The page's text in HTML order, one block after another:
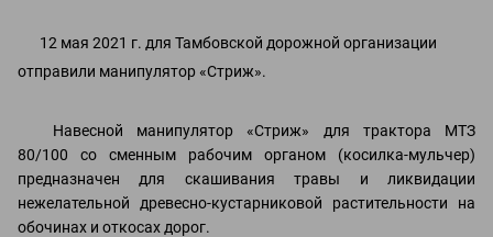
12 мая 2021 г. для Тамбовской дорожной организации
отправили манипулятор «Стриж».
Навесной манипулятор «Стриж» для трактора МТЗ
80/100 со сменным рабочим органом (косилка-мульчер)
предназначен для скашивания травы и ликвидации
нежелательной древесно-кустарниковой растительности на
обочинах и откосах дорог.